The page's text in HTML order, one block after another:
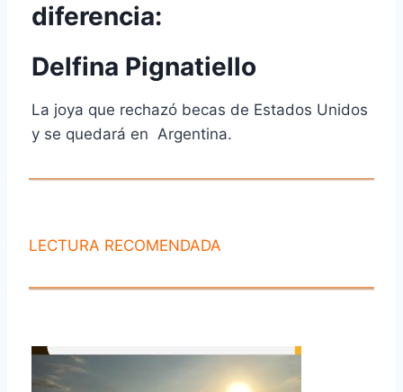
diferencia:
Delfina Pignatiello
La joya que rechazó becas de Estados Unidos
y se quedará en Argentina.
LECTURA RECOMENDADA